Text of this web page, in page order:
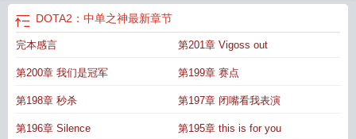
dota2现役最强中单 DOTA2现役最强中单
级中单
中单之神TXT
DOTA2强势中单dota1中单英雄DOTA2中单之
选手
DOTA2最强中单 Dota2中单之神卡尔 dota2 中单英雄
单dota2 中单之神 dota2中单英雄排名DOTA2中单之神 大年儿
单DOTA2中单选手 dota2中单之神setsu DOTA2现役最强中单选
DOTA2：中单之神最新章节
完本感言 第201章 Vigoss out
第200章 我们是冠军 第199章 赛点
第198章 秒杀 第197章 闭嘴看我表演
第196章 Silence 第195章 this is for you